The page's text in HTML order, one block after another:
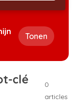
Tonen
clé
0
articles